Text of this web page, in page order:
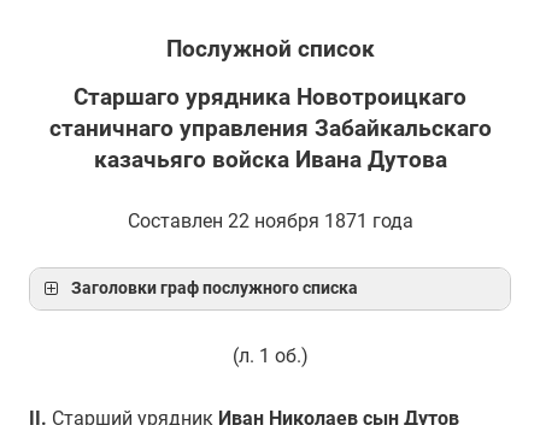
Послужной список
Старшаго урядника Новотроицкаго
станичнаго управления Забайкальскаго
казачьяго войска Ивана Дутова
Составлен 22 ноября 1871 года
Заголовки граф послужного списка
(л. 1 об.)
II. Старший урядник Иван Николаев сын Дутов